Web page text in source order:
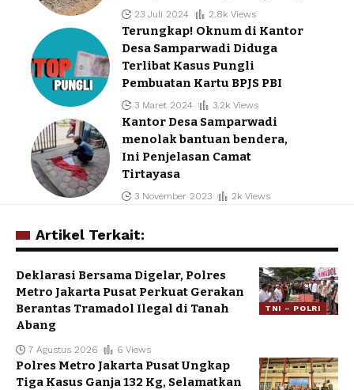
23 Juli 2024 2.8k Views
Terungkap! Oknum di Kantor
Desa Samparwadi Diduga
Terlibat Kasus Pungli
Pembuatan Kartu BPJS PBI
3 Maret 2024 3.2k Views
Kantor Desa Samparwadi
menolak bantuan bendera,
Ini Penjelasan Camat
Tirtayasa
3 November 2023 2k Views
Artikel Terkait:
TNI – POLRI
Deklarasi Bersama Digelar, Polres
Metro Jakarta Pusat Perkuat Gerakan
Berantas Tramadol Ilegal di Tanah
Abang
7 Agustus 2026 6 Views
Polres Metro Jakarta Pusat Ungkap
Tiga Kasus Ganja 132 Kg, Selamatkan